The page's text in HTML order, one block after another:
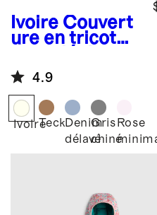
Ivoire Couvert
ure en tricot
cachemire de
Mongolie pour
bébé
4.9
IvoireTeckDenim
délavé
Gris
chiné
Rose